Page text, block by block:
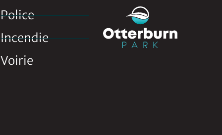
Police
Incendie
Voirie